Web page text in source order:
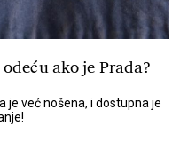
ako je Prada?
je već nošena, i dostupna je